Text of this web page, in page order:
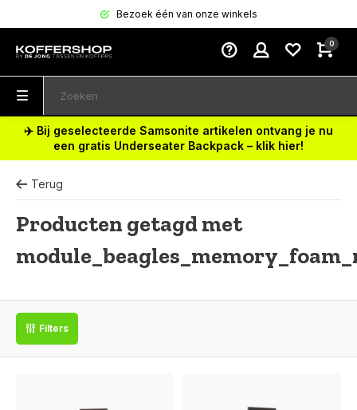
Bezoek één van onze winkels
0
✈️ Bij geselecteerde Samsonite artikelen ontvang je nu
een gratis Underseater Backpack – klik hier!
Terug
Producten getagd met
Filters